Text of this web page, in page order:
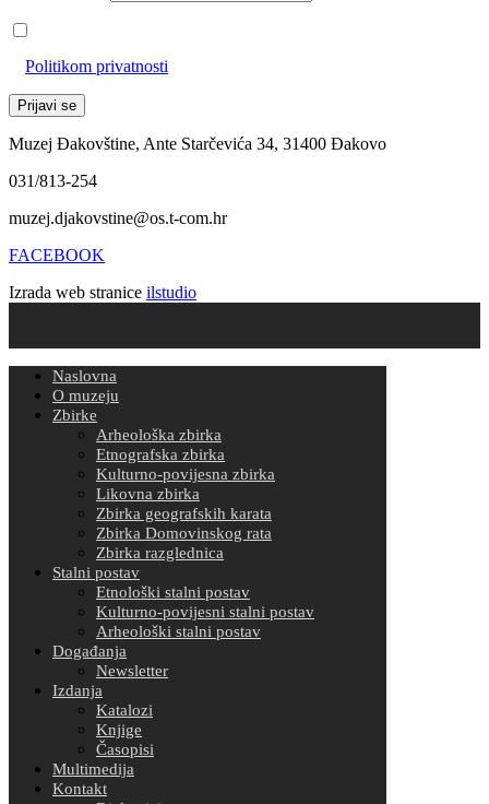
Politikom privatnosti
Muzej Đakovštine, Ante Starčevića 34, 31400 Đakovo
031/813-254
muzej.djakovstine@os.t-com.hr
FACEBOOK
Izrada web stranice ilstudio
Naslovna
O muzeju
Zbirke
Arheološka zbirka
Etnografska zbirka
Kulturno-povijesna zbirka
Likovna zbirka
Zbirka geografskih karata
Zbirka Domovinskog rata
Zbirka razglednica
Stalni postav
Etnološki stalni postav
Kulturno-povijesni stalni postav
Arheološki stalni postav
Događanja
Newsletter
Izdanja
Katalozi
Knjige
Časopisi
Multimedija
Kontakt